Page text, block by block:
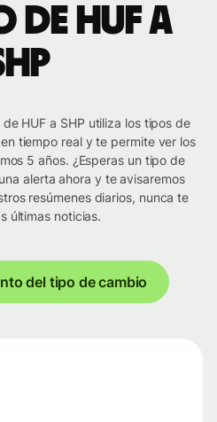
HUF a
HUF a SHP utiliza los tipos de
tiempo real y te permite ver los
5 años. ¿Esperas un tipo de
alerta ahora y te avisaremos
resúmenes diarios, nunca te
últimas noticias.
del tipo de cambio